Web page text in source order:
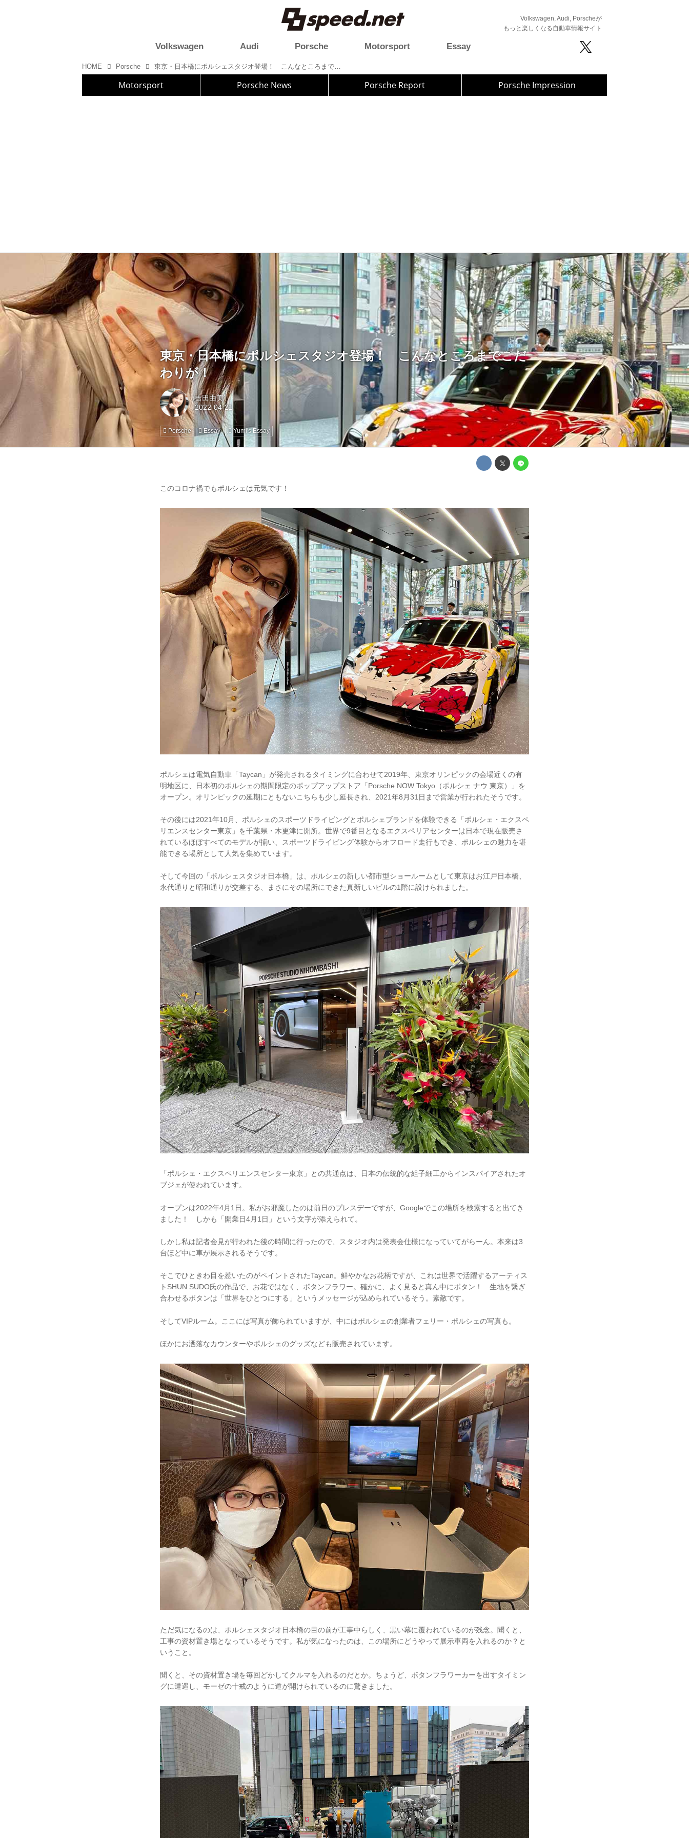
Volkswagen, Audi, Porscheが
もっと楽しくなる自動車情報サイト
Volkswagen Audi Porsche Motorsport Essay
HOME Porsche 東京・日本橋にポルシェスタジオ登場！ こんなところまでこだわりが！
Motorsport Porsche News Porsche Report Porsche Impression
東京・日本橋にポルシェスタジオ登場！ こんなところまでこだ
わりが！
吉田由美
Porsche Essay Yumi's Essay
このコロナ禍でもポルシェは元気です！
ポルシェは電気自動車「Taycan」が発売されるタイミングに合わせて2019年、東京オリンピックの会場近くの有
明地区に、日本初のポルシェの期間限定のポップアップストア「Porsche NOW Tokyo（ポルシェ ナウ 東京）」を
オープン。オリンピックの延期にともないこちらも少し延長され、2021年8月31日まで営業が行われたそうです。
その後には2021年10月、ポルシェのスポーツドライビングとポルシェブランドを体験できる「ポルシェ・エクスペ
リエンスセンター東京」を千葉県・木更津に開所。世界で9番目となるエクスペリアセンターは日本で現在販売さ
れているほぼすべてのモデルが揃い、スポーツドライビング体験からオフロード走行もでき、ポルシェの魅力を堪
能できる場所として人気を集めています。
そして今回の「ポルシェスタジオ日本橋」は、ポルシェの新しい都市型ショールームとして東京はお江戸日本橋、
永代通りと昭和通りが交差する、まさにその場所にできた真新しいビルの1階に設けられました。
「ポルシェ・エクスペリエンスセンター東京」との共通点は、日本の伝統的な組子細工からインスパイアされたオ
ブジェが使われています。
オープンは2022年4月1日。私がお邪魔したのは前日のプレスデーですが、Googleでこの場所を検索すると出てき
ました！ しかも「開業日4月1日」という文字が添えられて。
しかし私は記者会見が行われた後の時間に行ったので、スタジオ内は発表会仕様になっていてがらーん。本来は3
台ほど中に車が展示されるそうです。
そこでひときわ目を惹いたのがペイントされたTaycan。鮮やかなお花柄ですが、これは世界で活躍するアーティス
トSHUN SUDO氏の作品で、お花ではなく、ボタンフラワー。確かに、よく見ると真ん中にボタン！ 生地を繋ぎ
合わせるボタンは「世界をひとつにする」というメッセージが込められているそう。素敵です。
そしてVIPルーム。ここには写真が飾られていますが、中にはポルシェの創業者フェリー・ポルシェの写真も。
ほかにお洒落なカウンターやポルシェのグッズなども販売されています。
ただ気になるのは、ポルシェスタジオ日本橋の目の前が工事中らしく、黒い幕に覆われているのが残念。聞くと、
工事の資材置き場となっているそうです。私が気になったのは、この場所にどうやって展示車両を入れるのか？と
いうこと。
聞くと、その資材置き場を毎回どかしてクルマを入れるのだとか。ちょうど、ボタンフラワーカーを出すタイミン
グに遭遇し、モーゼの十戒のように道が開けられているのに驚きました。